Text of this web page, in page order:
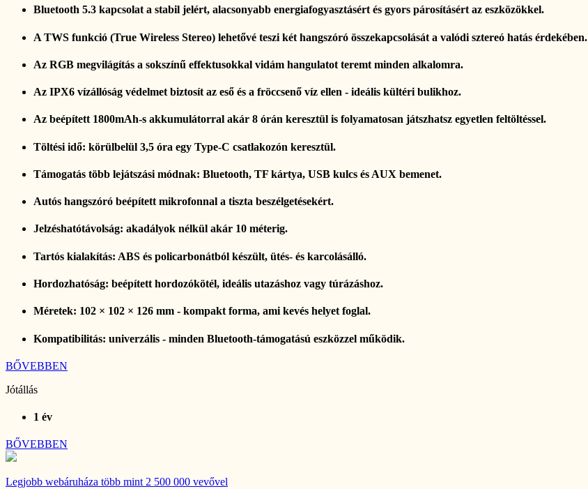
Bluetooth 5.3 kapcsolat a stabil jelért, alacsonyabb energiafogyasztásért és gyors párosításért az eszközökkel.
A TWS funkció (True Wireless Stereo) lehetővé teszi két hangszóró összekapcsolását a valódi sztereó hatás érdekében.
Az RGB megvilágítás a sokszínű effektusokkal vidám hangulatot teremt minden alkalomra.
Az IPX6 vízállóság védelmet biztosít az eső és a fröccsenő víz ellen - ideális kültéri bulikhoz.
Az beépített 1800mAh-s akkumulátorral akár 8 órán keresztül is folyamatosan játszhatsz egyetlen feltöltéssel.
Töltési idő: körülbelül 3,5 óra egy Type-C csatlakozón keresztül.
Támogatás több lejátszási módnak: Bluetooth, TF kártya, USB kulcs és AUX bemenet.
Autós hangszóró beépített mikrofonnal a tiszta beszélgetésekért.
Jelzéshatótávolság: akadályok nélkül akár 10 méterig.
Tartós kialakítás: ABS és policarbonátból készült, ütés- és karcolásálló.
Hordozhatóság: beépített hordozókötél, ideális utazáshoz vagy túrázáshoz.
Méretek: 102 × 102 × 126 mm - kompakt forma, ami kevés helyet foglal.
Kompatibilitás: univerzális - minden Bluetooth-támogatású eszközzel működik.
BŐVEBBEN
Jótállás
1 év
BŐVEBBEN
Legjobb webáruháza több mint 2 500 000 vevővel